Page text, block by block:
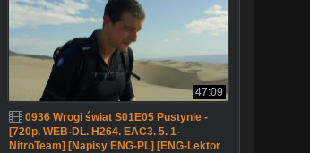
47:09
0936 Wrogi świat S01E05 Pustynie -
[720p. WEB-DL. H264. EAC3. 5. 1-
NitroTeam] [Napisy ENG-PL] [ENG-Lektor